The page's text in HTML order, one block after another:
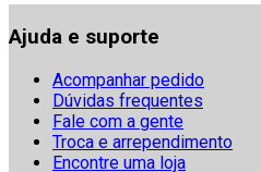
Ajuda e suporte
Acompanhar pedido
Dúvidas frequentes
Fale com a gente
Troca e arrependimento
Encontre uma loja